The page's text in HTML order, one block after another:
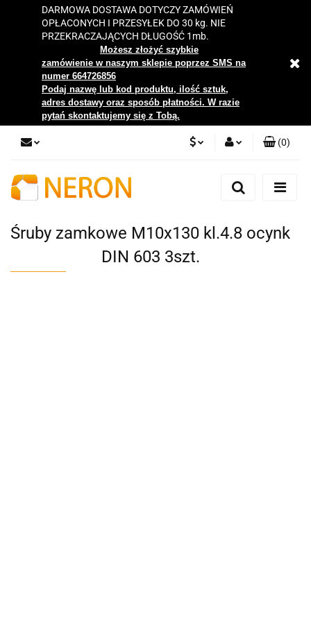
DARMOWA DOSTAWA DOTYCZY ZAMÓWIEŃ
OPŁACONYCH I PRZESYŁEK DO 30 kg. NIE
PRZEKRACZAJĄCYCH DŁUGOŚĆ 1mb.
Możesz złożyć szybkie
zamówienie w naszym sklepie poprzez SMS na
numer 664726856
Podaj nazwę lub kod produktu, ilość sztuk,
adres dostawy oraz sposób płatności. W razie
pytań skontaktujemy się z Tobą.
Zaloguj się
Zgody cookies
(0)
Śruby zamkowe M10x130 kl.4.8 ocynk
DIN 603 3szt.